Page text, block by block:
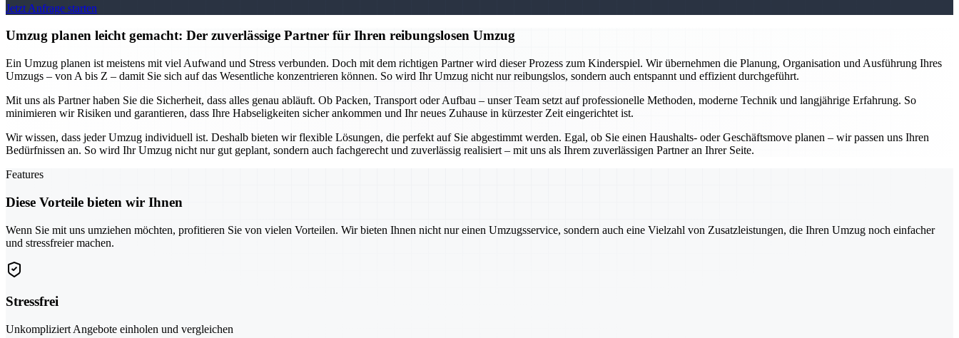
Jetzt Anfrage starten
Umzug planen leicht gemacht: Der zuverlässige Partner für Ihren reibungslosen Umzug
Ein Umzug planen ist meistens mit viel Aufwand und Stress verbunden. Doch mit dem richtigen Partner wird dieser Prozess zum Kinderspiel. Wir übernehmen die Planung, Organisation und Ausführung Ihres
Umzugs – von A bis Z – damit Sie sich auf das Wesentliche konzentrieren können. So wird Ihr Umzug nicht nur reibungslos, sondern auch entspannt und effizient durchgeführt.
Mit uns als Partner haben Sie die Sicherheit, dass alles genau abläuft. Ob Packen, Transport oder Aufbau – unser Team setzt auf professionelle Methoden, moderne Technik und langjährige Erfahrung. So
minimieren wir Risiken und garantieren, dass Ihre Habseligkeiten sicher ankommen und Ihr neues Zuhause in kürzester Zeit eingerichtet ist.
Wir wissen, dass jeder Umzug individuell ist. Deshalb bieten wir flexible Lösungen, die perfekt auf Sie abgestimmt werden. Egal, ob Sie einen Haushalts- oder Geschäftsmove planen – wir passen uns Ihren
Bedürfnissen an. So wird Ihr Umzug nicht nur gut geplant, sondern auch fachgerecht und zuverlässig realisiert – mit uns als Ihrem zuverlässigen Partner an Ihrer Seite.
Features
Diese Vorteile bieten wir Ihnen
Wenn Sie mit uns umziehen möchten, profitieren Sie von vielen Vorteilen. Wir bieten Ihnen nicht nur einen Umzugsservice, sondern auch eine Vielzahl von Zusatzleistungen, die Ihren Umzug noch einfacher
und stressfreier machen.
Stressfrei
Unkompliziert Angebote einholen und vergleichen